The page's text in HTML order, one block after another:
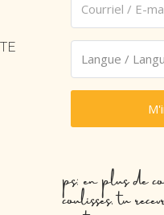
ps: en plus de
coulisses, tu